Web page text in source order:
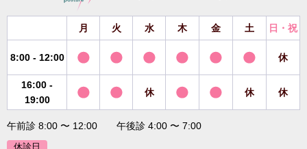
月 火 水 木 金 土 日・祝
8:00 - 12:00 休
16:00 -
19:00
休 休 休
午前診 8:00 〜 12:00 午後診 4:00 〜 7:00
休診日